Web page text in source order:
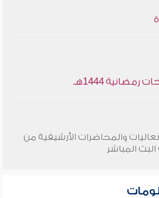
1444هـ
والمحاضرات الأرشيفية من
المباشر